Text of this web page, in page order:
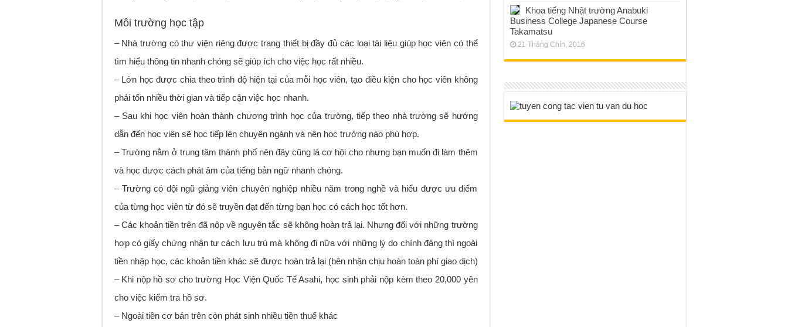
Môi trường học tập
– Nhà trường có thư viện riêng được trang thiết bị đầy đủ các loại tài liệu giúp học viên có thể
tìm hiểu thông tin nhanh chóng sẽ giúp ích cho việc học rất nhiều.
– Lớn học được chia theo trình độ hiện tại của mỗi học viên, tạo điều kiện cho học viên không
phải tốn nhiều thời gian và tiếp cận việc học nhanh.
– Sau khi học viên hoàn thành chương trình học của trường, tiếp theo nhà trường sẽ hướng
dẫn đến học viên sẽ học tiếp lên chuyên ngành và nên học trường nào phù hợp.
– Trường nằm ở trung tâm thành phố nên đây cũng là cơ hội cho nhưng bạn muốn đi làm thêm
và học được cách phát âm của tiếng bản ngữ nhanh chóng.
– Trường có đội ngũ giảng viên chuyên nghiệp nhiều năm trong nghề và hiểu được ưu điểm
của từng học viên từ đó sẽ truyền đạt đến từng bạn học có cách học tốt hơn.
– Các khoản tiền trên đã nộp về nguyên tắc sẽ không hoàn trả lại. Nhưng đối với những trường
hợp có giấy chứng nhận tư cách lưu trú mà không đi nữa với những lý do chính đáng thì ngoài
tiền nhập học, các khoản tiền khác sẽ được hoàn trả lại (bên nhận chịu hoàn toàn phí giao dịch)
– Khi nộp hồ sơ cho trường Học Viện Quốc Tế Asahi, học sinh phải nộp kèm theo 20,000 yên
cho việc kiểm tra hồ sơ.
– Ngoài tiền cơ bản trên còn phát sinh nhiều tiền thuế khác
Khoa tiếng Nhật trường Anabuki
Business College Japanese Course
Takamatsu
21 Tháng Chín, 2016